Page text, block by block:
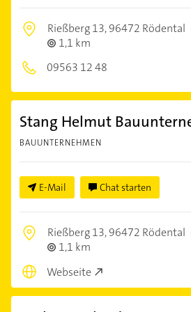
Rießberg 13,96472 Rödental
1,1 km
09563 12 48
Stang Helmut
BAUUNTERNEHMEN
E-Mail Chat starten
Rießberg 13,96472 Rödental
1,1 km
Webseite